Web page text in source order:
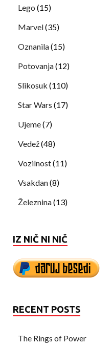
Lego (15)
Marvel(35)
Oznanila(15)
Potovanja(12)
Slikosuk (110)
Star Wars (17)
Ujeme(7)
Vedež(48)
Vozilnost(11)
Vsakdan(8)
Železnina(13)
IZ NIČ NI NIČ
RECENT POSTS
The Rings of Power